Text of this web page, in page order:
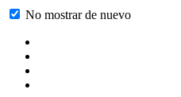
No mostrar de nuevo